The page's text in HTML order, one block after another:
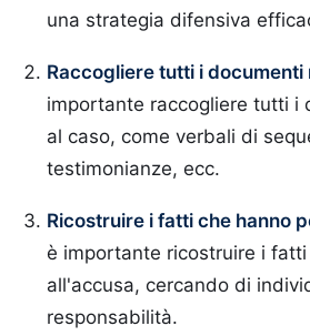
una strategia difensiva
Raccogliere tutti i documenti
importante raccogliere tutti i
al caso, come verbali di
testimonianze, ecc.
Ricostruire i fatti che hanno
è importante ricostruire i
all'accusa, cercando di
responsabilità.